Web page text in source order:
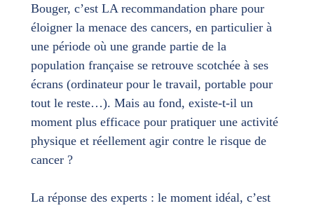
Bouger, c’est LA recommandation phare pour
éloigner la menace des cancers, en particulier à
une période où une grande partie de la
population française se retrouve scotchée à ses
écrans (ordinateur pour le travail, portable pour
tout le reste…). Mais au fond, existe-t-il un
moment plus efficace pour pratiquer une activité
physique et réellement agir contre le risque de
cancer ?
La réponse des experts : le moment idéal, c’est